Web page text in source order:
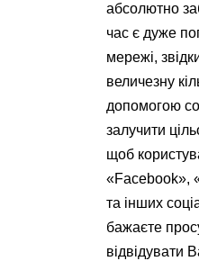
абсолютно
час є дуже
мережі,
величезну
допомогою
залучити
щоб
«Facebook»,
та інших
бажаєте
відвідувати